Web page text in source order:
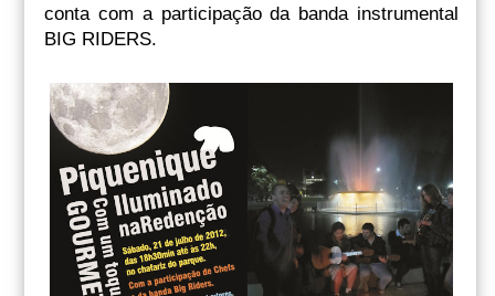
conta com a participação da banda instrumental
BIG RIDERS.